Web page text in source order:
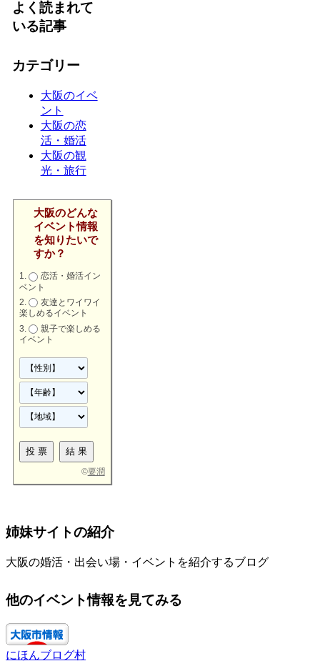
よく読まれて
いる記事
カテゴリー
大阪のイベ
ント
大阪の恋
活・婚活
大阪の観
光・旅行
大阪のどんな
イベント情報
を知りたいで
すか？
恋活・婚活イン
ベント
友達とワイワイ
楽しめるイベント
親子で楽しめる
イベント
©要潤
姉妹サイトの紹介
大阪の婚活・出会い場・イベントを紹介するブログ
他のイベント情報を見てみる
にほんブログ村